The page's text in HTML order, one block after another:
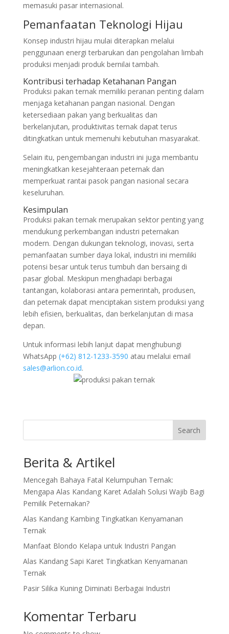
memasuki pasar internasional.
Pemanfaatan Teknologi Hijau
Konsep industri hijau mulai diterapkan melalui
penggunaan energi terbarukan dan pengolahan limbah
produksi menjadi produk bernilai tambah.
Kontribusi terhadap Ketahanan Pangan
Produksi pakan ternak memiliki peranan penting dalam
menjaga ketahanan pangan nasional. Dengan
ketersediaan pakan yang berkualitas dan
berkelanjutan, produktivitas ternak dapat terus
ditingkatkan untuk memenuhi kebutuhan masyarakat.
Selain itu, pengembangan industri ini juga membantu
meningkatkan kesejahteraan peternak dan
memperkuat rantai pasok pangan nasional secara
keseluruhan.
Kesimpulan
Produksi pakan ternak merupakan sektor penting yang
mendukung perkembangan industri peternakan
modern. Dengan dukungan teknologi, inovasi, serta
pemanfaatan sumber daya lokal, industri ini memiliki
potensi besar untuk terus tumbuh dan bersaing di
pasar global. Meskipun menghadapi berbagai
tantangan, kolaborasi antara pemerintah, produsen,
dan peternak dapat menciptakan sistem produksi yang
lebih efisien, berkualitas, dan berkelanjutan di masa
depan.
Untuk informasi lebih lanjut dapat menghubungi
WhatsApp ‪(+62) 812-1233-3590‬ atau melalui email
sales@arlion.co.id.
Search
Berita & Artikel
Mencegah Bahaya Fatal Kelumpuhan Ternak:
Mengapa Alas Kandang Karet Adalah Solusi Wajib Bagi
Pemilik Peternakan?
Alas Kandang Kambing Tingkatkan Kenyamanan
Ternak
Manfaat Blondo Kelapa untuk Industri Pangan
Alas Kandang Sapi Karet Tingkatkan Kenyamanan
Ternak
Pasir Silika Kuning Diminati Berbagai Industri
Komentar Terbaru